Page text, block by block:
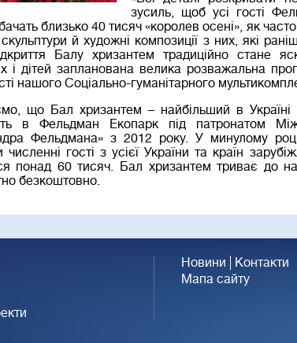
зусиль, щоб усі гості
близько 40 тисяч «королев осені», як
скульптури й художні композиції з них, які
Балу хризантем традиційно стане
і дітей запланована велика розважальна
нашого Соціально-гуманітарного
що Бал хризантем – найбільший в
в Фельдман Екопарк під патронатом
Фельдмана» з 2012 року. У минулому
численні гості з усієї України та країн
понад 60 тисяч. Бал хризантем триває до
безкоштовно.
Новини
Контакти
Мапа сайту